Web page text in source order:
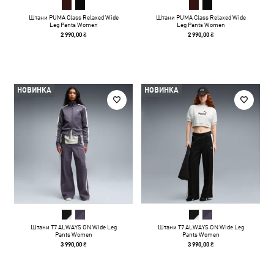
Штани PUMA Class Relaxed Wide
Leg Pants Women
2 990,00 ₴
Штани PUMA Class Relaxed Wide
Leg Pants Women
2 990,00 ₴
НОВИНКА
Штани T7 ALWAYS ON Wide Leg
Pants Women
3 990,00 ₴
НОВИНКА
Штани T7 ALWAYS ON Wide Leg
Pants Women
3 990,00 ₴